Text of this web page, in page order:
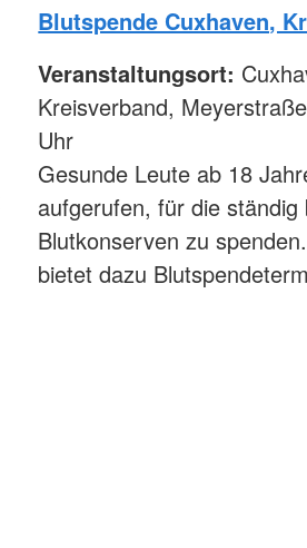
Blutspende Cuxhaven,
Veranstaltungsort:
Kreisverband,
Uhr
Gesunde Leute ab 18
aufgerufen, für die ständig
Blutkonserven zu
bietet dazu